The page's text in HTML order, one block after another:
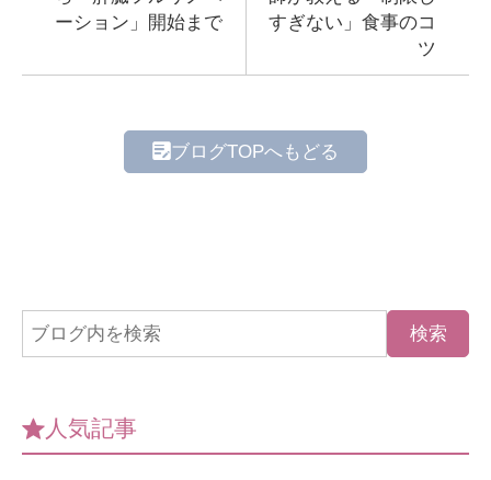
ーション」開始まで
すぎない」食事のコ
ツ
ブログTOPへもどる
人気記事